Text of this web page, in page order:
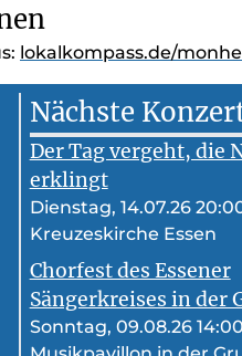
lokalkompass.de/
Nächste
Der Tag vergeht, die
erklingt
Dienstag, 14.07.26
Kreuzeskirche Essen
Chorfest des Essener
Sängerkreises in der
Sonntag, 09.08.26 14:00